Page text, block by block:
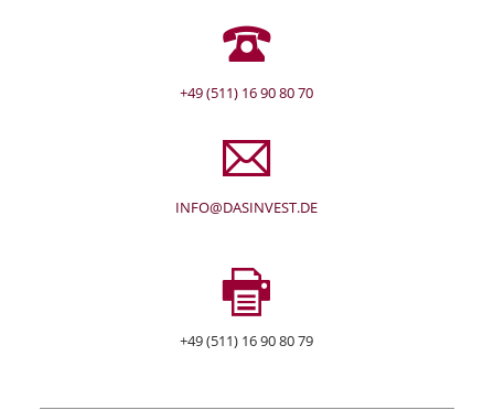
+49 (511) 16 90 80 70
INFO@DASINVEST.DE
+49 (511) 16 90 80 79